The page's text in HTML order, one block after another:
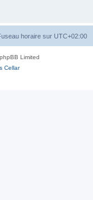
horaire sur UTC+02:00
Limited
Cellar